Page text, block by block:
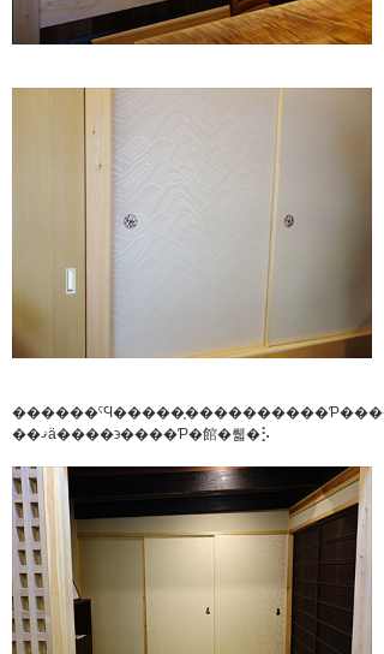
��ޤä����϶����Ƥ�館�뤫�⡣